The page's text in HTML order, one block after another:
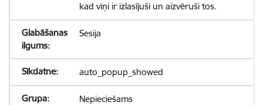
kad viņi ir izlasījuši un aizvēruši tos.
Sesija
auto_popup_showed
Nepieciešams